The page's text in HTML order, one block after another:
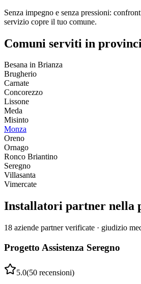
Senza impegno e senza pressioni:
servizio copre il tuo comune.
Comuni serviti in
Besana in Brianza
Brugherio
Carnate
Concorezzo
Lissone
Meda
Misinto
Monza
Oreno
Ornago
Ronco Briantino
Seregno
Villasanta
Vimercate
Installatori partner nella
18 aziende partner verificate · giudizio
Progetto Assistenza Seregno
5.0(50 recensioni)